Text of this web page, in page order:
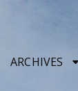
ARCHIVES